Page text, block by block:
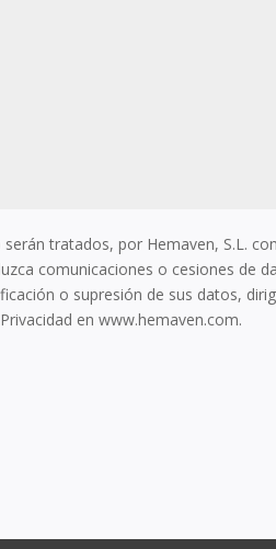
tratados, por Hemaven, S.L.
comunicaciones o cesiones de
o supresión de sus datos,
en www.hemaven.com.